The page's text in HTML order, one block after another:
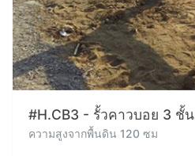
#H.CB3 - รั้วคาวบอย 3 ชั้น
ความสูงจากพื้นดิน 120 ซม